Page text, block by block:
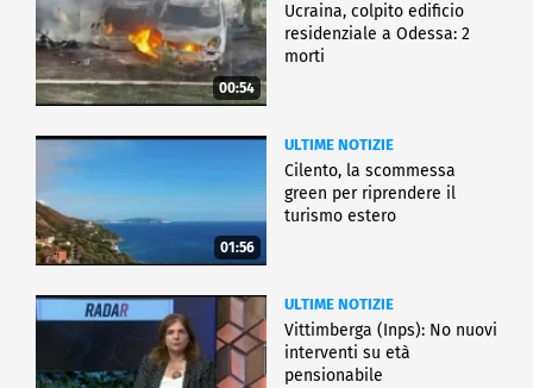
00:54
Ucraina, colpito edificio
residenziale a Odessa: 2
morti
01:56
ULTIME NOTIZIE
Cilento, la scommessa
green per riprendere il
turismo estero
ULTIME NOTIZIE
Vittimberga (Inps): No nuovi
interventi su età
pensionabile